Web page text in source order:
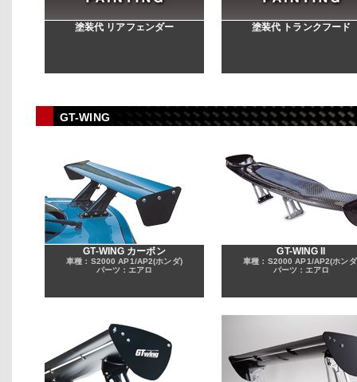
塗装代 リアフェンダー 塗装代 トランクフード
GT-WING
GT-WING カーボン
車種：S2000 AP1/AP2(ホンダ)
パーツ：エアロ
GT-WING II
車種：S2000 AP1/AP2(ホン
パーツ：エアロ